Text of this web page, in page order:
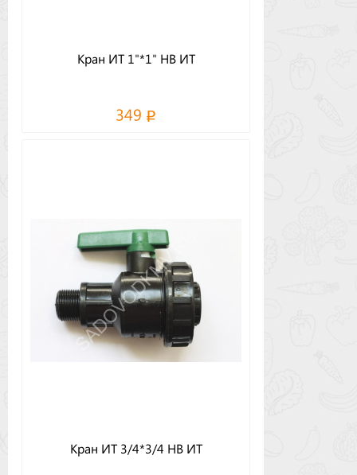
Кран ИТ 1"*1" НВ ИТ
349
Кран ИТ 3/4*3/4 НВ ИТ